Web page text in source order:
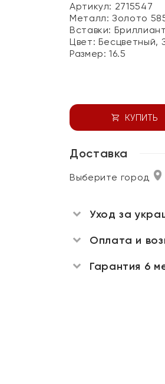
Артикул: 2715547
Металл:Золото
Вставки:
Цвет: Бесцветный,
Размер:16.5
КУПИТЬ
Доставка
Выберите город
Уход за
Оплата и
Гарантия 6